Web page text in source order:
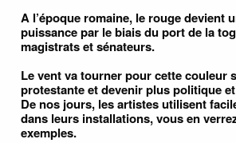
A l’époque romaine, le rouge devient
puissance par le biais du port de la
magistrats et sénateurs.
Le vent va tourner pour cette couleur
protestante et devenir plus politique
De nos jours, les artistes utilisent
dans leurs installations, vous en
exemples.